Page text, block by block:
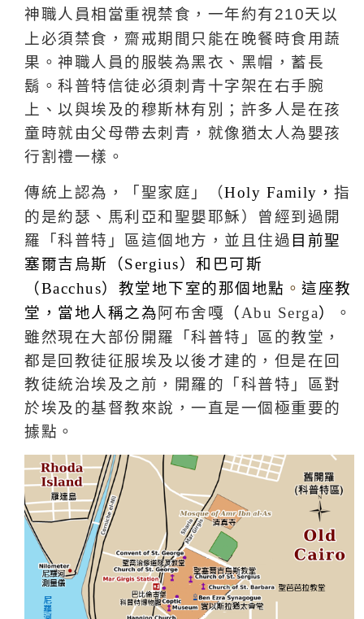
神職人員相當重視禁食，一年約有210天以
上必須禁食，齋戒期間只能在晚餐時食用蔬
果。神職人員的服裝為黑衣、黑帽，蓄長
鬍。科普特信徒必須刺青十字架在右手腕
上、以與埃及的穆斯林有別；許多人是在孩
童時就由父母帶去刺青，就像猶太人為嬰孩
行割禮一樣。
傳統上認為，「聖家庭」（Holy Family ， 指
的是約瑟、馬利亞和聖嬰耶穌）曾經到過開
羅「科普特」區這個地方，並且住過 目前聖
塞爾吉烏斯（Sergius）和巴可斯
（Bacchus）教堂地下室的那個地點 。 這座教
堂，當地人稱之為阿布舍嘎 （Abu Serga）
。
雖然現在大部份開羅「科普特」區的教堂，
都是回教徒征服埃及以後才建的，但是在回
教徒統治埃及之前，開羅的「科普特」區對
於埃及的基督教來說，一直是一個極重要的
據點。